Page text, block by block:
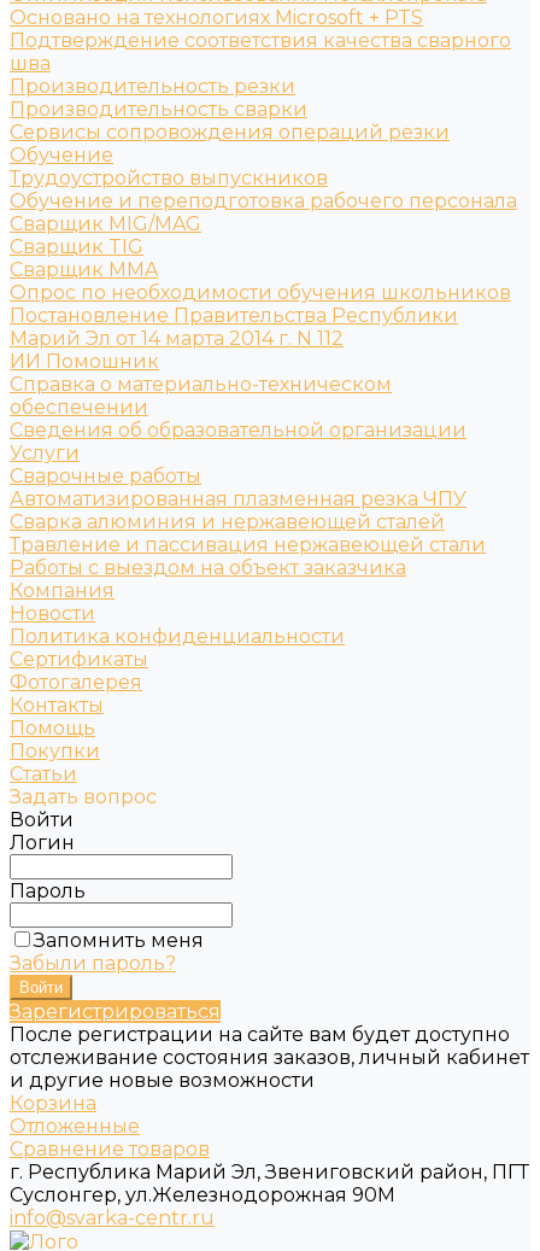
Основано на технологиях Microsoft + PTS
Подтверждение соответствия качества сварного
шва
Производительность резки
Производительность сварки
Сервисы сопровождения операций резки
Обучение
Трудоустройство выпускников
Обучение и переподготовка рабочего персонала
Сварщик MIG/MAG
Сварщик TIG
Сварщик MMA
Опрос по необходимости обучения школьников
Постановление Правительства Республики
Марий Эл от 14 марта 2014 г. N 112
ИИ Помошник
Справка о материально-техническом
обеспечении
Сведения об образовательной организации
Услуги
Сварочные работы
Автоматизированная плазменная резка ЧПУ
Сварка алюминия и нержавеющей сталей
Травление и пассивация нержавеющей стали
Работы с выездом на объект заказчика
Компания
Новости
Политика конфиденциальности
Сертификаты
Фотогалерея
Контакты
Помощь
Покупки
Статьи
Задать вопрос
Войти
Логин
Пароль
Запомнить меня
Забыли пароль?
Зарегистрироваться
После регистрации на сайте вам будет доступно
отслеживание состояния заказов, личный кабинет
и другие новые возможности
Корзина
Отложенные
Сравнение товаров
г. Республика Марий Эл, Звениговский район, ПГТ
Суслонгер, ул.Железнодорожная 90М
info@svarka-centr.ru